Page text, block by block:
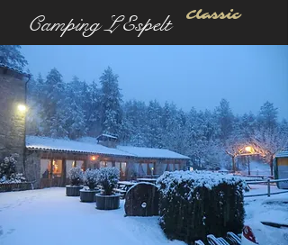
Camping L´Espelt Classic